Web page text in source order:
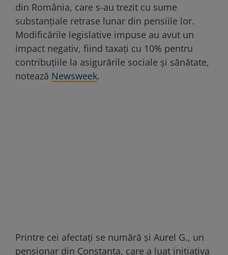
din România, care s-au trezit cu sume
substanțiale retrase lunar din pensiile lor.
Modificările legislative impuse au avut un
impact negativ, fiind taxați cu 10% pentru
contribuțiile la asigurările sociale și sănătate,
notează Newsweek.
Printre cei afectați se numără și Aurel G., un
pensionar din Constanța, care a luat inițiativa